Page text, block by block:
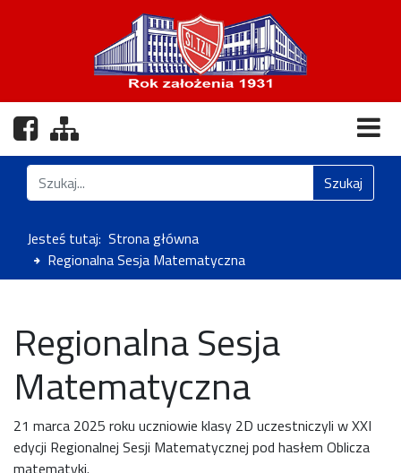
Nasz profil na Facebooku
Jesteś tutaj: Strona główna
Regionalna Sesja Matematyczna
Znajdź na stronie Szukaj
Regionalna Sesja
Matematyczna
21 marca 2025 roku uczniowie klasy 2D uczestniczyli w XXI
edycji Regionalnej Sesji Matematycznej pod hasłem Oblicza
matematyki.